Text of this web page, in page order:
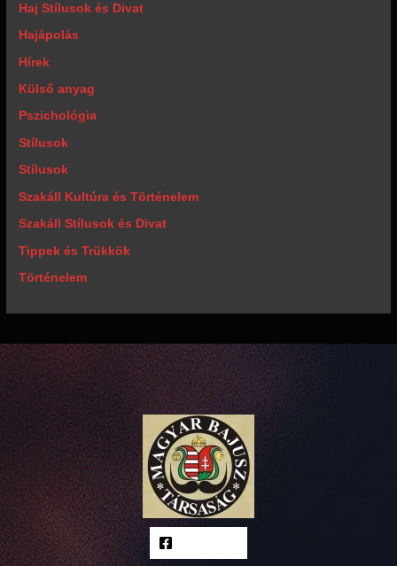
Haj Stílusok és Divat
Hajápolás
Hírek
Külső anyag
Pszichológia
Stílusok
Stílusok
Szakáll Kultúra és Történelem
Szakáll Stílusok és Divat
Tippek és Trükkök
Történelem